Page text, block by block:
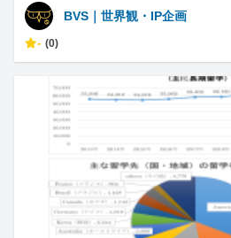
BVS｜世界観・IP企画
- (0)